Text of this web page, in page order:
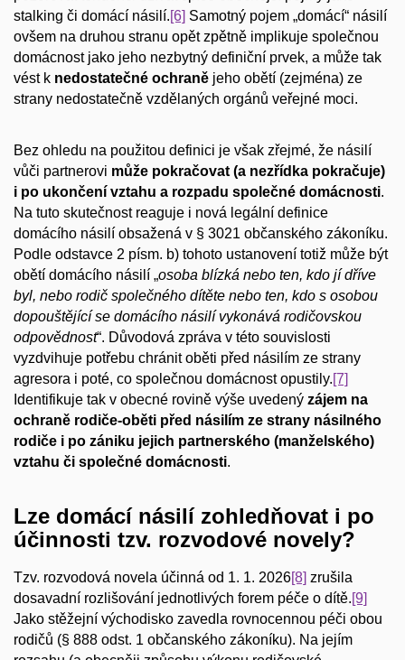
stalking či domácí násilí.[6] Samotný pojem „domácí“ násilí
ovšem na druhou stranu opět zpětně implikuje společnou
domácnost jako jeho nezbytný definiční prvek, a může tak
vést k nedostatečné ochraně jeho obětí (zejména) ze
strany nedostatečně vzdělaných orgánů veřejné moci.
Bez ohledu na použitou definici je však zřejmé, že násilí
vůči partnerovi může pokračovat (a nezřídka pokračuje)
i po ukončení vztahu a rozpadu společné domácnosti.
Na tuto skutečnost reaguje i nová legální definice
domácího násilí obsažená v § 3021 občanského zákoníku.
Podle odstavce 2 písm. b) tohoto ustanovení totiž může být
obětí domácího násilí „osoba blízká nebo ten, kdo jí dříve
byl, nebo rodič společného dítěte nebo ten, kdo s osobou
dopouštějící se domácího násilí vykonává rodičovskou
odpovědnost“. Důvodová zpráva v této souvislosti
vyzdvihuje potřebu chránit oběti před násilím ze strany
agresora i poté, co společnou domácnost opustily.[7]
Identifikuje tak v obecné rovině výše uvedený zájem na
ochraně rodiče-oběti před násilím ze strany násilného
rodiče i po zániku jejich partnerského (manželského)
vztahu či společné domácnosti.
Lze domácí násilí zohledňovat i po
účinnosti tzv. rozvodové novely?
Tzv. rozvodová novela účinná od 1. 1. 2026[8] zrušila
dosavadní rozlišování jednotlivých forem péče o dítě.[9]
Jako stěžejní východisko zavedla rovnocennou péči obou
rodičů (§ 888 odst. 1 občanského zákoníku). Na jejím